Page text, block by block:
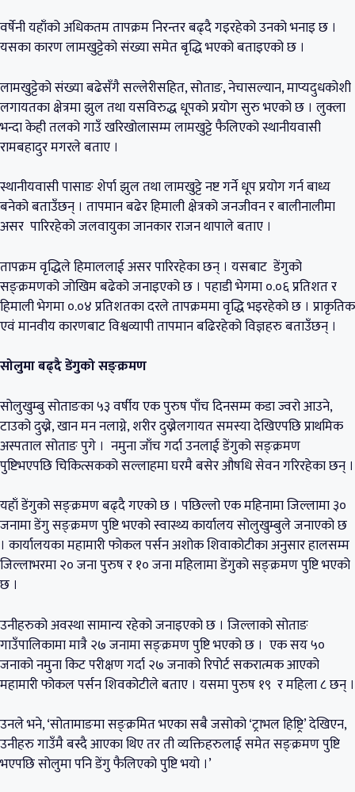
वर्षेनी यहाँको अधिकतम तापक्रम निरन्तर बढ्दै गइरहेको उनको भनाइ छ ।
यसका कारण लामखुट्टेको संख्या समेत बृद्धि भएको बताइएको छ ।
लामखुट्टेको संख्या बढेसँगै सल्लेरीसहित, सोताङ, नेचासल्यान, माप्यदुधकोशी
लगायतका क्षेत्रमा झुल तथा यसविरुद्ध धूपको प्रयोग सुरु भएको छ । लुक्ला
भन्दा केही तलको गाउँ खरिखोलासम्म लामखुट्टे फैलिएको स्थानीयवासी
रामबहादुर मगरले बताए ।
स्थानीयवासी पासाङ शेर्पा झुल तथा लामखुट्टे नष्ट गर्ने धूप प्रयोग गर्न बाध्य
बनेको बताउँछन् । तापमान बढेर हिमाली क्षेत्रको जनजीवन र बालीनालीमा
असर पारिरहेको जलवायुका जानकार राजन थापाले बताए ।
तापक्रम वृद्धिले हिमाललाई असर पारिरहेका छन् । यसबाट डेंगुको
सङ्क्रमणको जोखिम बढेको जनाइएको छ । पहाडी भेगमा ०.०६ प्रतिशत र
हिमाली भेगमा ०.०४ प्रतिशतका दरले तापक्रममा वृद्धि भइरहेको छ । प्राकृतिक
एवं मानवीय कारणबाट विश्वव्यापी तापमान बढिरहेको विज्ञहरु बताउँछन् ।
सोलुमा बढ्दै डेंगुको सङ्क्रमण
सोलुखुम्बु सोताङका ५३ वर्षीय एक पुरुष पाँच दिनसम्म कडा ज्वरो आउने,
टाउको दुख्ने, खान मन नलाग्ने, शरीर दुख्नेलगायत समस्या देखिएपछि प्राथमिक
अस्पताल सोताङ पुगे । नमुना जाँच गर्दा उनलाई डेंगुको सङ्क्रमण
पुष्टिभएपछि चिकित्सकको सल्लाहमा घरमै बसेर औषधि सेवन गरिरहेका छन् ।
यहाँ डेंगुको सङ्क्रमण बढ्दै गएको छ । पछिल्लो एक महिनामा जिल्लामा ३०
जनामा डेंगु सङ्क्रमण पुष्टि भएको स्वास्थ्य कार्यालय सोलुखुम्बुले जनाएको छ
। कार्यालयका महामारी फोकल पर्सन अशोक शिवाकोटीका अनुसार हालसम्म
जिल्लाभरमा २० जना पुरुष र १० जना महिलामा डेंगुको सङ्क्रमण पुष्टि भएको
छ ।
उनीहरुको अवस्था सामान्य रहेको जनाइएको छ । जिल्लाको सोताङ
गाउँपालिकामा मात्रै २७ जनामा सङ्क्रमण पुष्टि भएको छ । एक सय ५०
जनाको नमुना किट परीक्षण गर्दा २७ जनाको रिपोर्ट सकरात्मक आएको
महामारी फोकल पर्सन शिवकोटीले बताए । यसमा पुरुष १९ र महिला ८ छन् ।
उनले भने, ‘सोतामाङमा सङ्क्रमित भएका सबै जसोको ‘ट्राभल हिष्ट्रि’ देखिएन,
उनीहरु गाउँमै बस्दै आएका थिए तर ती व्यक्तिहरुलाई समेत सङ्क्रमण पुष्टि
भएपछि सोलुमा पनि डेंगु फैलिएको पुष्टि भयो ।’